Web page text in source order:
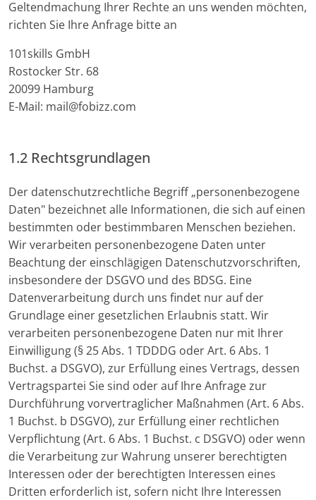
Geltendmachung Ihrer Rechte an uns wenden möchten,
richten Sie Ihre Anfrage bitte an
101skills GmbH
Rostocker Str. 68
20099 Hamburg
E-Mail: mail@fobizz.com
1.2 Rechtsgrundlagen
Der datenschutzrechtliche Begriff „personenbezogene
Daten" bezeichnet alle Informationen, die sich auf einen
bestimmten oder bestimmbaren Menschen beziehen.
Wir verarbeiten personenbezogene Daten unter
Beachtung der einschlägigen Datenschutzvorschriften,
insbesondere der DSGVO und des BDSG. Eine
Datenverarbeitung durch uns findet nur auf der
Grundlage einer gesetzlichen Erlaubnis statt. Wir
verarbeiten personenbezogene Daten nur mit Ihrer
Einwilligung (§ 25 Abs. 1 TDDDG oder Art. 6 Abs. 1
Buchst. a DSGVO), zur Erfüllung eines Vertrags, dessen
Vertragspartei Sie sind oder auf Ihre Anfrage zur
Durchführung vorvertraglicher Maßnahmen (Art. 6 Abs.
1 Buchst. b DSGVO), zur Erfüllung einer rechtlichen
Verpflichtung (Art. 6 Abs. 1 Buchst. c DSGVO) oder wenn
die Verarbeitung zur Wahrung unserer berechtigten
Interessen oder der berechtigten Interessen eines
Dritten erforderlich ist, sofern nicht Ihre Interessen